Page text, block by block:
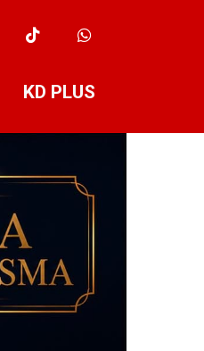
KD PLUS